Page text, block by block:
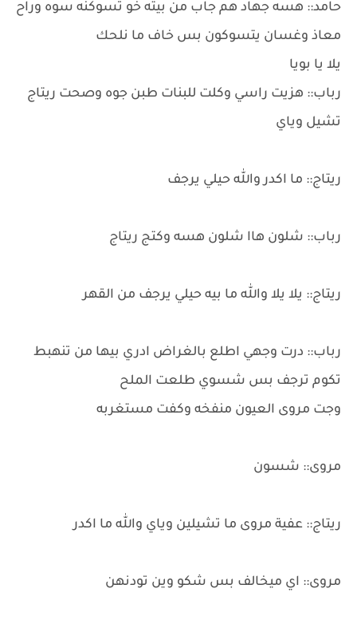
حامد:: هسه جهاد هم جاب من بيته خو تسوكنه سوه وراح
معاذ وغسان يتسوكون بس خاف ما نلحك
يلا يا بويا
رباب:: هزيت راسي وكلت للبنات طبن جوه وصحت ريتاج
تشيل وياي
ريتاج:: ما اكدر والله حيلي يرجف
رباب:: شلون هاا شلون هسه وكتج ريتاج
ريتاج:: يلا يلا والله ما بيه حيلي يرجف من القهر
رباب:: درت وجهي اطلع بالغراض ادري بيها من تنهبط
تكوم ترجف بس شسوي طلعت الملح
وجت مروى العيون منفخه وكفت مستغربه
مروى:: شسون
ريتاج:: عفية مروى ما تشيلين وياي والله ما اكدر
مروى:: اي ميخالف بس شكو وين تودنهن